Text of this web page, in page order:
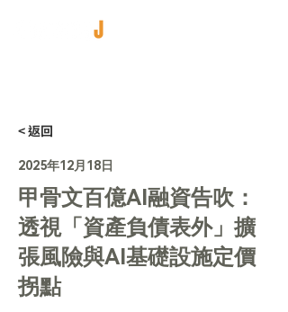
< 返回
2025年12月18日
甲骨文百億AI融資告吹：
透視「資產負債表外」擴
張風險與AI基礎設施定價
拐點